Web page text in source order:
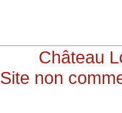
Château
Site non